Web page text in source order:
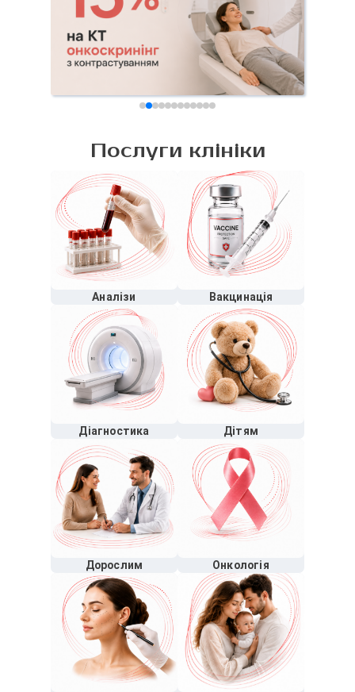
Послуги клініки
Аналізи Вакцинація
Діагностика Дітям
Дорослим Онкологія